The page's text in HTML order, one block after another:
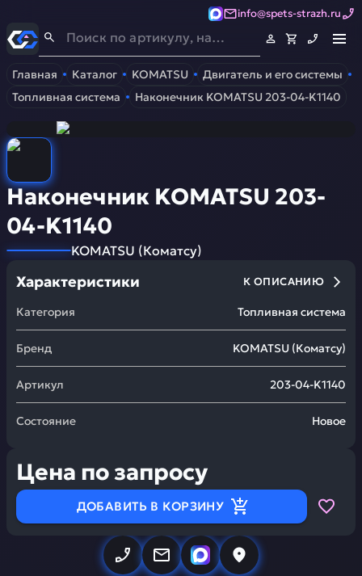
info@spets-strazh.ru
Спец-Страж- Запчасти для спецтехники
Главная Каталог KOMATSU
Двигатель и его системы
Топливная система
Наконечник KOMATSU 203-04-K1140
Наконечник KOMATSU 203-
04-K1140
KOMATSU (Коматсу)
Характеристики К ОПИСАНИЮ
Категория Топливная система
Бренд KOMATSU (Коматсу)
Артикул 203-04-K1140
Состояние Новое
Цена по запросу
ДОБАВИТЬ В КОРЗИНУ